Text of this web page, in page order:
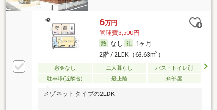
6万円
管理費3,500円
なし
1ヶ月
2階 / 2LDK（63.63m2）
敷金なし 二人暮らし
バス・トイレ別
駐車場(近隣含)
最上階 角部屋
メゾネットタイプの2LDK